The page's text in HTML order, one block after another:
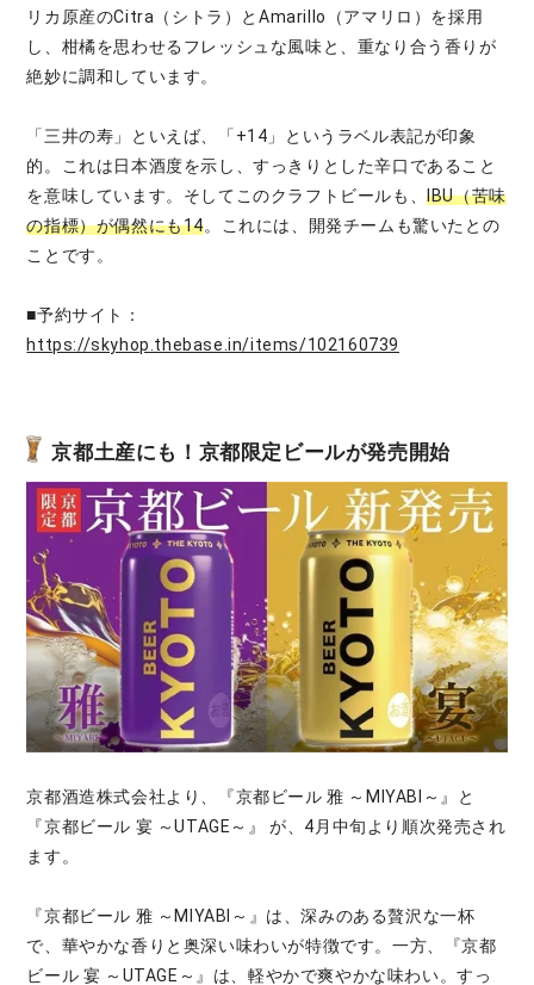
リカ原産のCitra（シトラ）とAmarillo（アマリロ）を採用
し、柑橘を思わせるフレッシュな風味と、重なり合う香りが
絶妙に調和しています。
「三井の寿」といえば、「+14」というラベル表記が印象
的。これは日本酒度を示し、すっきりとした辛口であること
を意味しています。そしてこのクラフトビールも、IBU（苦味
の指標）が偶然にも14。これには、開発チームも驚いたとの
ことです。
■予約サイト：
https://skyhop.thebase.in/items/102160739
京都土産にも！京都限定ビールが発売開始
京都酒造株式会社より、『京都ビール 雅 ～MIYABI～』と
『京都ビール 宴 ～UTAGE～』 が、4月中旬より順次発売され
ます。
『京都ビール 雅 ～MIYABI～』は、深みのある贅沢な一杯
で、華やかな香りと奥深い味わいが特徴です。一方、『京都
ビール 宴 ～UTAGE～』は、軽やかで爽やかな味わい。すっ